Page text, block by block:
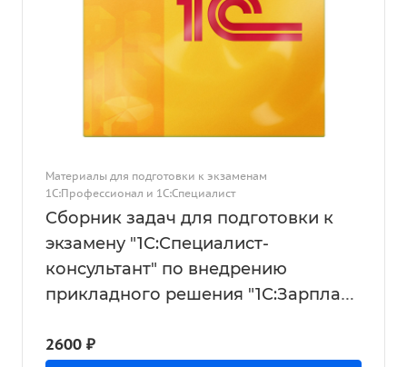
Материалы для подготовки к экзаменам
1С:Профессионал и 1С:Специалист
Сборник задач для подготовки к
экзамену "1С:Специалист-
консультант" по внедрению
прикладного решения "1С:Зарплата
учреждения 8", редакция 3.1,
2600 ₽